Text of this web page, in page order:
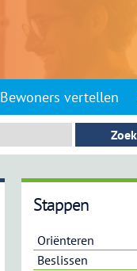
Bewoners vertellen
Stappen
Oriënteren
Beslissen